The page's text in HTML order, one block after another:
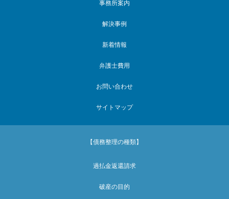
事務所案内
解決事例
新着情報
弁護士費用
お問い合わせ
サイトマップ
【債務整理の種類】
過払金返還請求
破産の目的